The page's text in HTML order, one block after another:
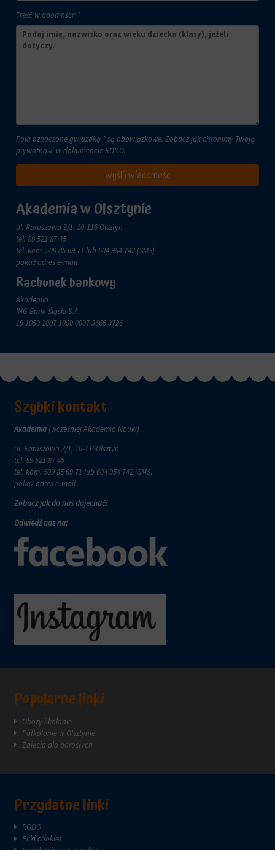
Treść wiadomości: *
Pola oznaczone gwiazdką * są obowiązkowe. Zobacz jak chronimy Twoją
prywatność w dokumencie RODO.
Wyślij wiadomość
Akademia w Olsztynie
ul. Ratuszowa 3/1, 10-116 Olsztyn
tel. 89 521 87 45
tel. kom. 509 85 69 71 lub 604 954 742 (SMS)
pokaż adres e-mail
Rachunek bankowy
Akademia
ING Bank Śląski S.A.
19 1050 1807 1000 0097 3666 3726
Szybki kontakt
Akademia (wcześniej Akademia Nauki)
ul. Ratuszowa 3/1, 10-116Olsztyn
tel.89 521 87 45
tel. kom.509 85 69 71 lub 604 954 742 (SMS)
pokaż adres e-mail
Zobacz jak do nas dojechać!
Odwiedź nas na:
Popularne linki
Obozy i kolonie
Półkolonie w Olsztynie
Zajęcia dla dorosłych
Przydatne linki
RODO
Pliki cookies